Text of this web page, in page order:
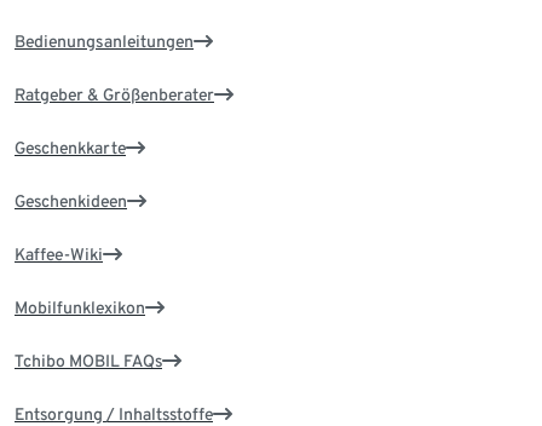
Bedienungsanleitungen
Ratgeber & Größenberater
Geschenkkarte
Geschenkideen
Kaffee-Wiki
Mobilfunklexikon
Tchibo MOBIL FAQs
Entsorgung / Inhaltsstoffe